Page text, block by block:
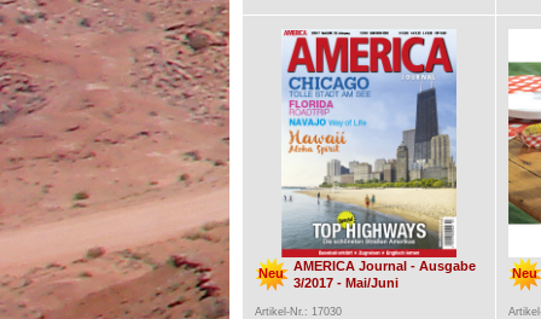
Neu
AMERICA Journal - Ausgabe
3/2017 - Mai/Juni
Artikel-Nr.: 17030
Neu